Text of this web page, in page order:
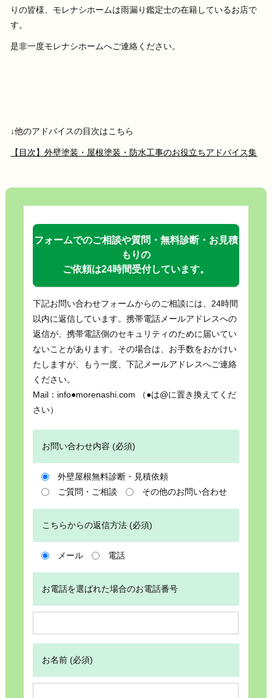
りの皆様、モレナシホームは雨漏り鑑定士の在籍しているお店で
す。
是非一度モレナシホームへご連絡ください。
↓他のアドバイスの目次はこちら
【目次】外壁塗装・屋根塗装・防水工事のお役立ちアドバイス集
フォームでのご相談や質問・無料診断・お見積
もりの
ご依頼は24時間受付しています。
下記お問い合わせフォームからのご相談には、24時間
以内に返信しています。携帯電話メールアドレスへの
返信が、携帯電話側のセキュリティのために届いてい
ないことがあります。その場合は、お手数をおかけい
たしますが、もう一度、下記メールアドレスへご連絡
ください。
Mail：info●morenashi.com （●は@に置き換えてくだ
さい）
お問い合わせ内容 (必須)
外壁屋根無料診断・見積依頼
ご質問・ご相談
その他のお問い合わせ
こちらからの返信方法 (必須)
メール 電話
お電話を選ばれた場合のお電話番号
お名前 (必須)